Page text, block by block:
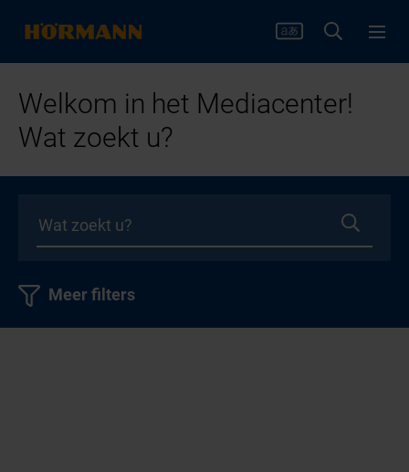
Welkom in het Mediacenter!
Wat zoekt u?
Meer filters